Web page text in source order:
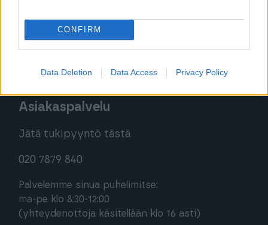
CONFIRM
Data Deletion Data Access Privacy Policy
Sopimuskone
Asiakaspalvelu
Jätä tukipyyntö tästä
020 7879 840
Palvelemme sinua puhelimitse:
ma-pe klo 8:30-12:00
(yhteydenottoja käsitellään klo 16 asti)